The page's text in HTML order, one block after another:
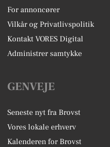
For annoncører
Vilkår og Privatlivspolitik
Kontakt VORES Digital
Administrer samtykke
GENVEJE
Seneste nyt fra Brovst
Vores lokale erhverv
Kalenderen for Brovst